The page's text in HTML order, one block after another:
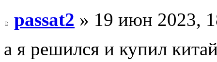
passat2 » 19 июн 2023,
а я решился и купил